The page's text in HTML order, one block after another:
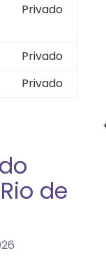
Privado
Privado
Privado
de